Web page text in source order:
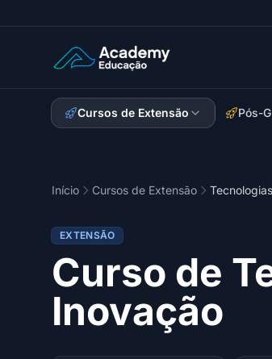
Academy Extensão
Cursos de Extensão Pós-
Início Cursos de Extensão
EXTENSÃO
Curso de
Inovação